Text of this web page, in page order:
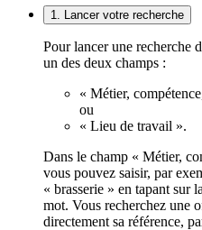
1. Lancer votre recherche
Pour lancer une recherche
un des deux champs :
« Métier,
ou
« Lieu de travail ».
Dans le champ « Métier,
vous pouvez saisir, par
« brasserie » en tapant sur
mot. Vous recherchez une
directement sa référence,